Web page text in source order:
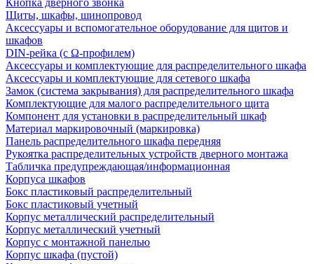
Кнопка дверного звонка
Щиты, шкафы, шинопровод
Аксессуары и вспомогательное оборудование для щитов и
шкафов
DIN-рейка (с Ω-профилем)
Аксессуары и комплектующие для распределительного шкафа
Аксессуары и комплектующие для сетевого шкафа
Замок (система закрывания) для распределительного шкафа
Комплектующие для малого распределительного щита
Компонент для установки в распределительный шкаф
Материал маркировочный (маркировка)
Панель распределительного шкафа передняя
Рукоятка распределительных устройств дверного монтажа
Табличка предупреждающая/информационная
Корпуса шкафов
Бокс пластиковый распределительный
Бокс пластиковый учетный
Корпус металлический распределительный
Корпус металлический учетный
Корпус с монтажной панелью
Корпус шкафа (пустой)